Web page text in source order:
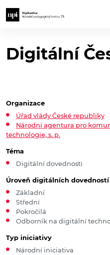
Digitální
Organizace
Úřad vlády České republiky
Národní agentura pro
technologie, s. p.
Téma
Digitální dovednosti
Úroveň digitálních dovedností
Základní
Střední
Pokročilá
Odborník na digitální
Typ iniciativy
Národní iniciativa